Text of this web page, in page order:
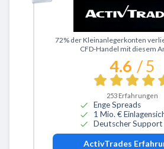
Zu ActivTrades
72% der Kleinanlegerkonten
CFD-Handel mit diesem
4.6 / 5
253 Erfahrungen
Enge Spreads
1 Mio. €
Deutscher Support
ActivTrades